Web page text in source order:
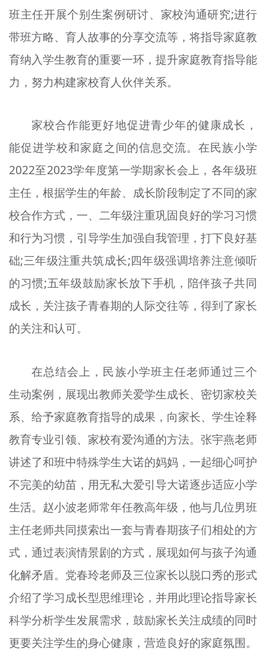
班主任开展个别生案例研讨、家校沟通研究;进行
带班方略、育人故事的分享交流等，将指导家庭教
育纳入学生教育的重要一环，提升家庭教育指导能
力，努力构建家校育人伙伴关系。
家校合作能更好地促进青少年的健康成长，
能促进学校和家庭之间的信息交流。在民族小学
2022至2023学年度第一学期家长会上，各年级班
主任，根据学生的年龄、成长阶段制定了不同的家
校合作方式，一、二年级注重巩固良好的学习习惯
和行为习惯，引导学生加强自我管理，打下良好基
础;三年级注重共筑成长;四年级强调培养注意倾听
的习惯;五年级鼓励家长放下手机，陪伴孩子共同
成长，关注孩子青春期的人际交往等，得到了家长
的关注和认可。
在总结会上，民族小学班主任老师通过三个
生动案例，展现出教师关爱学生成长、密切家校关
系、给予家庭教育指导的成果，向家长、学生诠释
教育专业引领、家校有爱沟通的方法。张宇燕老师
讲述了和班中特殊学生大诺的妈妈，一起细心呵护
不完美的幼苗，用无私大爱引导大诺逐步适应小学
生活。赵小波老师常年任教高年级，他与几位男班
主任老师共同摸索出一套与青春期孩子们相处的方
式，通过表演情景剧的方式，展现如何与孩子沟通
化解矛盾。党春玲老师及三位家长以脱口秀的形式
介绍了学习成长型思维理论，并用此理论指导家长
科学分析学生发展需求，鼓励家长关注成绩的同时
更要关注学生的身心健康，营造良好的家庭氛围。